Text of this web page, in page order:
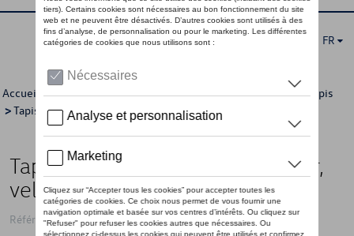
FR
Accueil >Catalogue Volkswagen >Confort et protection >Tapis
>Tapis textile > Détail
Tapis de sol textiles, Devant, Noir,
velours
Référence: 5N1061225E WGK